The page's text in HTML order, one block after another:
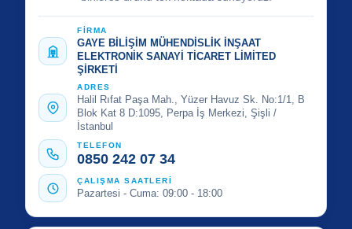
FİRMA
GAYE BİLİŞİM MÜHENDİSLİK İNŞAAT
ELEKTRONİK SANAYİ TİCARET LİMİTED
ŞİRKETİ
ADRES
Halil Rıfat Paşa Mah., Yüzer Havuz Sk. No:1/1, B
Blok Kat 8 D:1095, Perpa İş Merkezi, Şişli /
İstanbul
TELEFON
0850 242 07 34
ÇALIŞMA SAATLERİ
Pazartesi - Cuma: 09:00 - 18:00